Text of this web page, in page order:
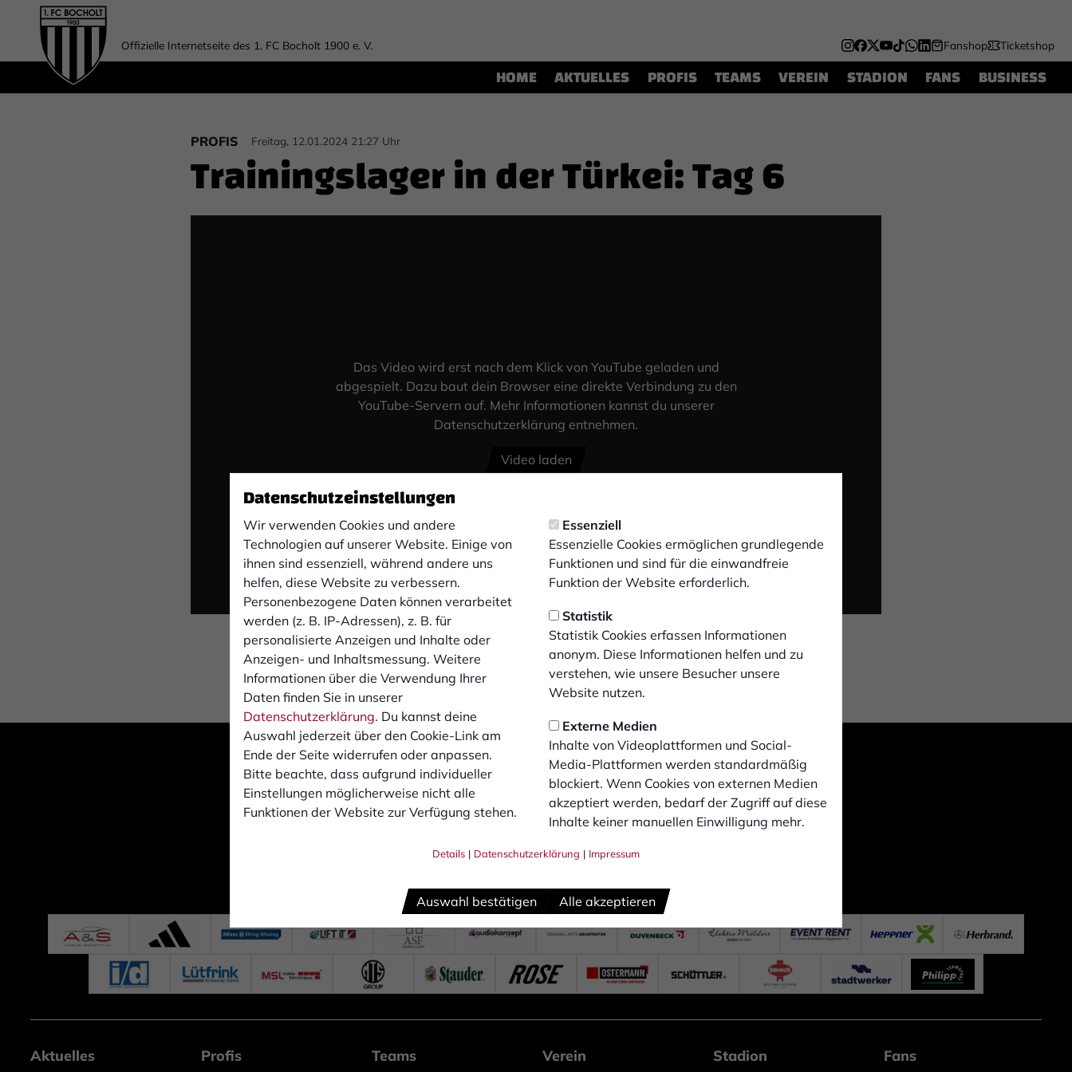
Datenschutzeinstellungen
Wir verwenden Cookies und andere
Technologien auf unserer Website. Einige von
ihnen sind essenziell, während andere uns
helfen, diese Website zu verbessern.
Personenbezogene Daten können verarbeitet
werden (z. B. IP-Adressen), z. B. für
personalisierte Anzeigen und Inhalte oder
Anzeigen- und Inhaltsmessung. Weitere
Informationen über die Verwendung Ihrer
Daten finden Sie in unserer
Datenschutzerklärung. Du kannst deine
Auswahl jederzeit über den Cookie-Link am
Ende der Seite widerrufen oder anpassen.
Bitte beachte, dass aufgrund individueller
Einstellungen möglicherweise nicht alle
Funktionen der Website zur Verfügung stehen.
Essenziell
Essenzielle Cookies ermöglichen grundlegende
Funktionen und sind für die einwandfreie
Funktion der Website erforderlich.
Statistik
Statistik Cookies erfassen Informationen
anonym. Diese Informationen helfen und zu
verstehen, wie unsere Besucher unsere
Website nutzen.
Externe Medien
Inhalte von Videoplattformen und Social-
Media-Plattformen werden standardmäßig
blockiert. Wenn Cookies von externen Medien
akzeptiert werden, bedarf der Zugriff auf diese
Inhalte keiner manuellen Einwilligung mehr.
Details | Datenschutzerklärung | Impressum
Auswahl bestätigen Alle akzeptieren
Offizielle Internetseite des 1. FC Bocholt 1900 e. V. Fanshop Ticketshop
HOME AKTUELLES PROFIS TEAMS VEREIN STADION FANS BUSINESS
PROFIS Freitag, 12.01.2024 21:27 Uhr
Trainingslager in der Türkei: Tag 6
Das Video wird erst nach dem Klick von YouTube geladen und
abgespielt. Dazu baut dein Browser eine direkte Verbindung zu den
YouTube-Servern auf. Mehr Informationen kannst du unserer
Datenschutzerklärung entnehmen.
Video laden
Aktuelles Profis Teams Verein Stadion Fans